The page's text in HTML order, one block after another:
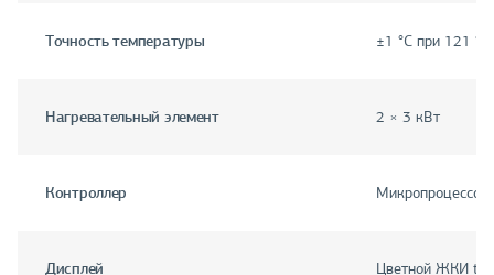
Точность температуры ±1 °C при 121 °C
Нагревательный элемент 2 × 3 кВт
Контроллер
Дисплей Цветной ЖКИ